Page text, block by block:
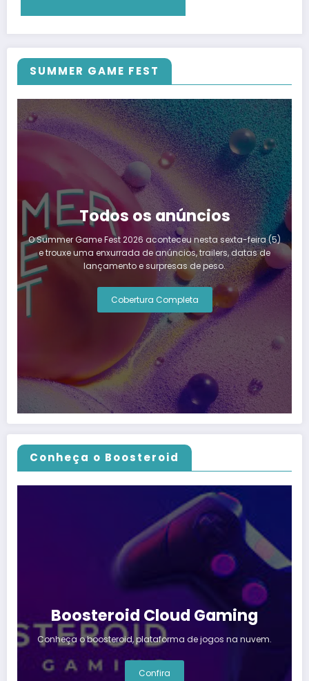
SUMMER GAME FEST
Todos os anúncios
O Summer Game Fest 2026 aconteceu nesta sexta-feira (5)
e trouxe uma enxurrada de anúncios, trailers, datas de
lançamento e surpresas de peso.
Cobertura Completa
Conheça o Boosteroid
Boosteroid Cloud Gaming
Conheça o boosteroid, plataforma de jogos na nuvem.
Confira